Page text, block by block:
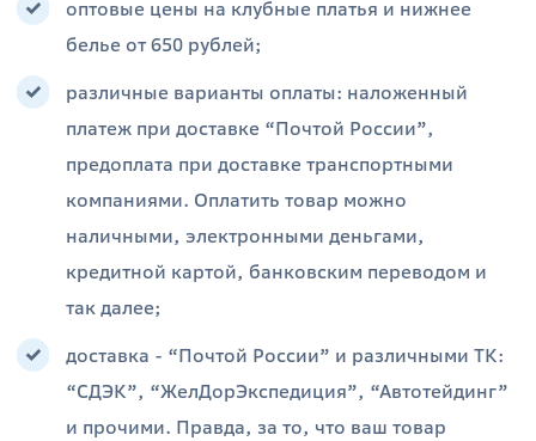
оптовые цены на клубные платья и нижнее
белье от 650 рублей;
различные варианты оплаты: наложенный
платеж при доставке “Почтой России”,
предоплата при доставке транспортными
компаниями. Оплатить товар можно
наличными, электронными деньгами,
кредитной картой, банковским переводом и
так далее;
доставка - “Почтой России” и различными ТК:
“СДЭК”, “ЖелДорЭкспедиция”, “Автотейдинг”
и прочими. Правда, за то, что ваш товар